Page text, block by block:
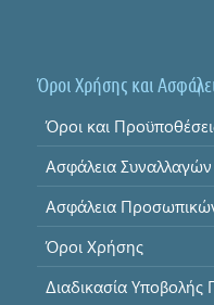
Όροι Χρήσης και
Όροι και
Ασφάλεια Συναλλαγών
Ασφάλεια
Όροι Χρήσης
Διαδικασία Υποβολής